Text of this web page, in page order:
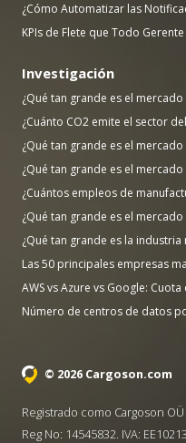
¿Cómo Automatizar las
KPIs de Flete que Todo
Investigación
¿Qué tan grande es el mercado
¿Cuánto CO2 emite el sector
¿Qué tan grande es el
¿Qué tan grande es el
¿Cuántos empleos de
¿Qué tan grande es el mercado
¿Qué tan grande es la
Las 50 principales empresas
AWS vs Azure vs Google:
Número de centros de datos
© 2026 Cargoson.com
Registrado como Cargoson
Reg No: 14545832. IVA: